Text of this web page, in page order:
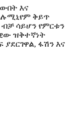
እና
ቅይጥ
ሳይሆን የምርቱን
ዝቅተኛነት
ፋሽን እና